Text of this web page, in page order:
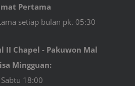
Pertama
setiap bulan pk. 05:30
II Chapel - Pakuwon Mal
Mingguan:
Sabtu 18:00